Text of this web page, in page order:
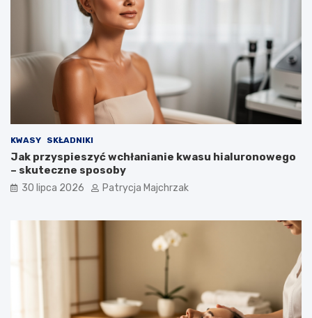
KWASY SKŁADNIKI
Jak przyspieszyć wchłanianie kwasu hialuronowego
– skuteczne sposoby
30 lipca 2026 Patrycja Majchrzak